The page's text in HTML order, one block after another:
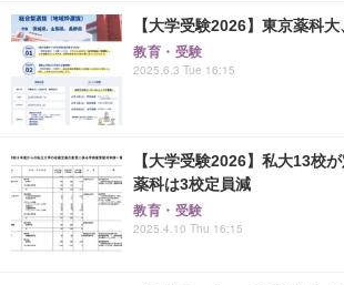
【大学受験2026】東京薬科
教育・受験
2025.6.3 Tue 16:15
【大学受験2026】私大13校
薬科は3校定員減
教育・受験
2025.4.10 Thu 16:15